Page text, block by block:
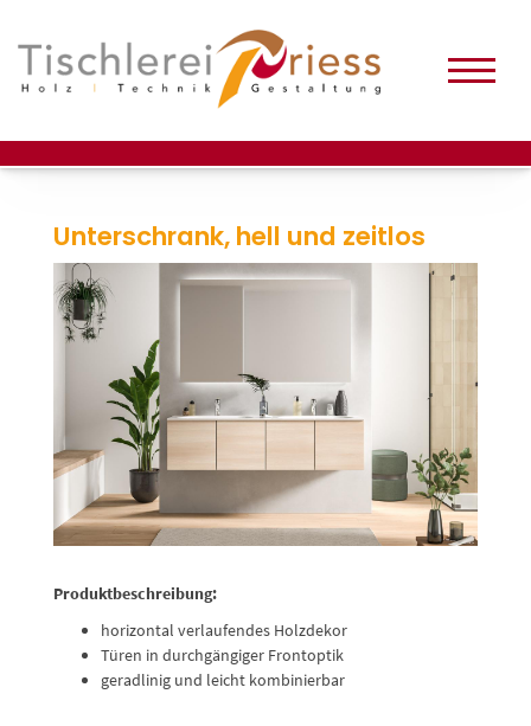
Unterschrank, hell und zeitlos
Produktbeschreibung:
horizontal verlaufendes Holzdekor
Türen in durchgängiger Frontoptik
geradlinig und leicht kombinierbar